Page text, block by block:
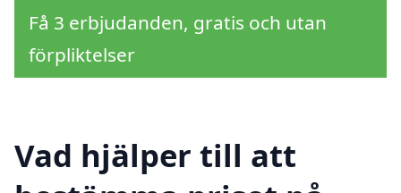
Få 3 erbjudanden, gratis och utan
förpliktelser
Vad hjälper till att